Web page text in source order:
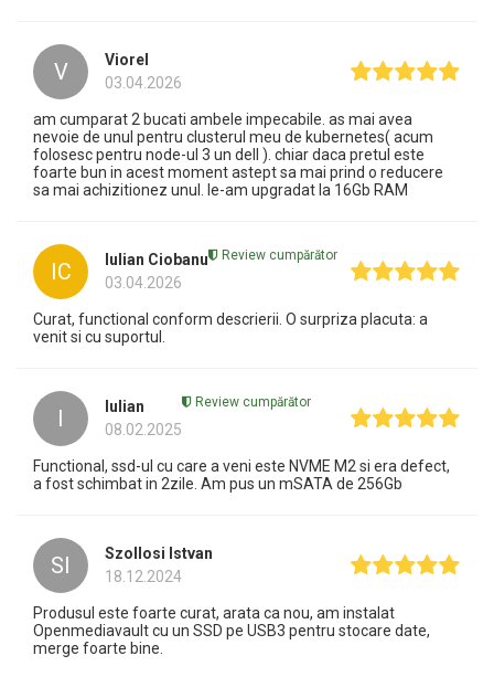
V
Viorel
03.04.2026
am cumparat 2 bucati ambele impecabile. as mai avea
nevoie de unul pentru clusterul meu de kubernetes( acum
folosesc pentru node-ul 3 un dell ). chiar daca pretul este
foarte bun in acest moment astept sa mai prind o reducere
sa mai achizitionez unul. le-am upgradat la 16Gb RAM
IC
Iulian Ciobanu
03.04.2026
Review cumpărător
Curat, functional conform descrierii. O surpriza placuta: a
venit si cu suportul.
I
Iulian
08.02.2025
Review cumpărător
Functional, ssd-ul cu care a veni este NVME M2 si era defect,
a fost schimbat in 2zile. Am pus un mSATA de 256Gb
SI
Szollosi Istvan
18.12.2024
Produsul este foarte curat, arata ca nou, am instalat
Openmediavault cu un SSD pe USB3 pentru stocare date,
merge foarte bine.